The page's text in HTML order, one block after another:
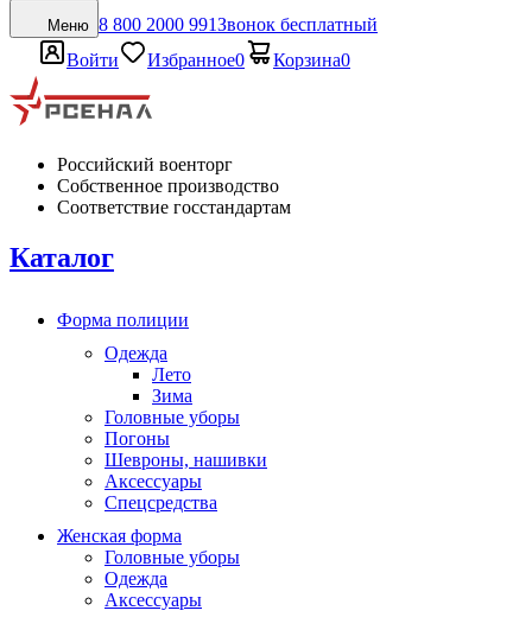
Меню 8 800 2000 991Звонок бесплатный
Войти
Избранное0 Корзина0
Российский военторг
Собственное производство
Соответствие госстандартам
Каталог
Форма полиции
Одежда
Лето
Зима
Головные уборы
Погоны
Шевроны, нашивки
Аксессуары
Спецсредства
Женская форма
Головные уборы
Одежда
Аксессуары